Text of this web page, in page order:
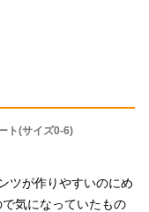
て】 ・型紙には必要
紙の貼り合わせ図をご
覧いただけます。
によって異なりま
裁断図をご覧くださ
い代 ・薄手の接着
裁断図に含まれてい
ト(サイズ0-6)
ツが作りやすいのにめ
気になっていたもの